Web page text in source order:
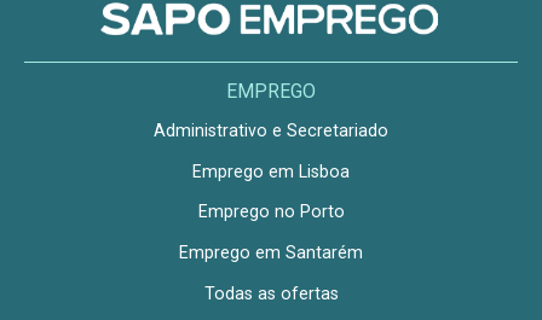
EMPREGO
Administrativo e Secretariado
Emprego em Lisboa
Emprego no Porto
Emprego em Santarém
Todas as ofertas